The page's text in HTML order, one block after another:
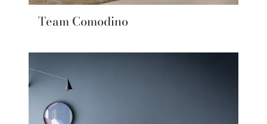
Team Comodino